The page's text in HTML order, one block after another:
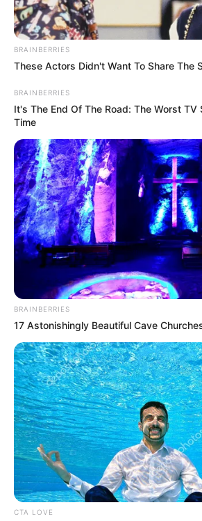
BRAINBERRIES
These Actors Didn't Want To Share The
BRAINBERRIES
It's The End Of The Road: The Worst TV
Time
BRAINBERRIES
17 Astonishingly Beautiful Cave
CTA LOVE